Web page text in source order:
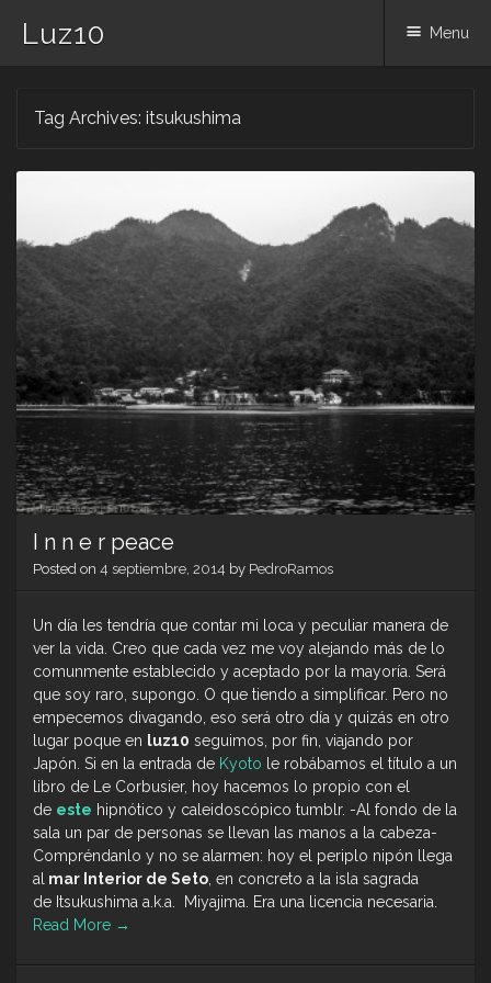
Luz10 Menu
Tag Archives: itsukushima
I n n e r peace
Posted on 4 septiembre, 2014 by PedroRamos
Un día les tendría que contar mi loca y peculiar manera de
ver la vida. Creo que cada vez me voy alejando más de lo
comunmente establecido y aceptado por la mayoría. Será
que soy raro, supongo. O que tiendo a simplificar. Pero no
empecemos divagando, eso será otro día y quizás en otro
lugar poque en luz10 seguimos, por fin, viajando por
Japón. Si en la entrada de Kyoto le robábamos el título a un
libro de Le Corbusier, hoy hacemos lo propio con el
de este hipnótico y caleidoscópico tumblr. -Al fondo de la
sala un par de personas se llevan las manos a la cabeza-
Compréndanlo y no se alarmen: hoy el periplo nipón llega
al mar Interior de Seto , en concreto a la isla sagrada
de Itsukushima a.k.a. Miyajima. Era una licencia necesaria.
Read More →